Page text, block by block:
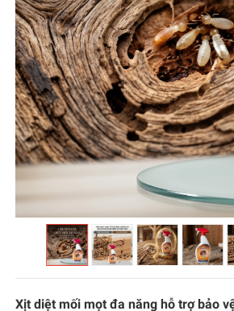
Xịt diệt mối mọt đa năng hỗ trợ bảo